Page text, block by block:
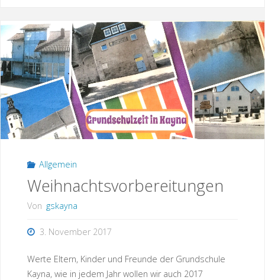
und
Kaninchen"
Allgemein
Weihnachtsvorbereitungen
Von gskayna
3. November 2017
Werte Eltern, Kinder und Freunde der Grundschule
Kayna, wie in jedem Jahr wollen wir auch 2017